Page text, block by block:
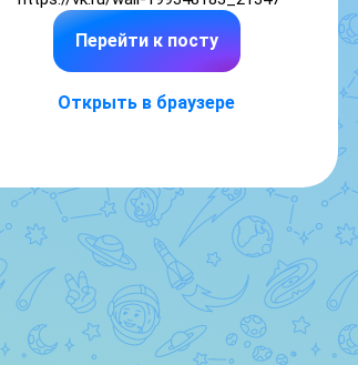
Перейти к посту
Открыть в браузере